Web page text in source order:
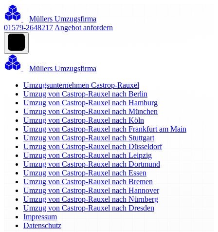
Müllers Umzugsfirma
01579-2648217 Angebot anfordern
Müllers Umzugsfirma
Umzugsunternehmen Castrop-Rauxel
Umzug von Castrop-Rauxel nach Berlin
Umzug von Castrop-Rauxel nach Hamburg
Umzug von Castrop-Rauxel nach München
Umzug von Castrop-Rauxel nach Köln
Umzug von Castrop-Rauxel nach Frankfurt am Main
Umzug von Castrop-Rauxel nach Stuttgart
Umzug von Castrop-Rauxel nach Düsseldorf
Umzug von Castrop-Rauxel nach Leipzig
Umzug von Castrop-Rauxel nach Dortmund
Umzug von Castrop-Rauxel nach Essen
Umzug von Castrop-Rauxel nach Bremen
Umzug von Castrop-Rauxel nach Hannover
Umzug von Castrop-Rauxel nach Nürnberg
Umzug von Castrop-Rauxel nach Dresden
Impressum
Datenschutz